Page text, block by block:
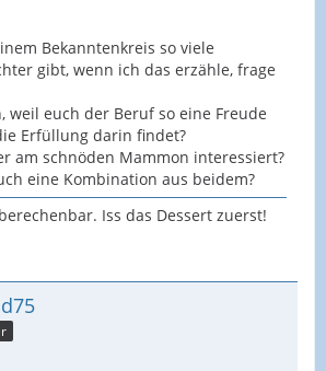
Bekanntenkreis so viele
gibt, wenn ich das erzähle, frage
weil euch der Beruf so eine Freude
Erfüllung darin findet?
am schnöden Mammon interessiert?
eine Kombination aus beidem?
Iss das Dessert zuerst!